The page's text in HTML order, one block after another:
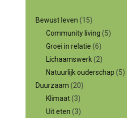
Bewust leven (15)
Community living (5)
Groei in relatie (6)
Lichaamswerk(2)
Natuurlijk ouderschap (5)
Duurzaam (20)
Klimaat(3)
Uit eten (3)